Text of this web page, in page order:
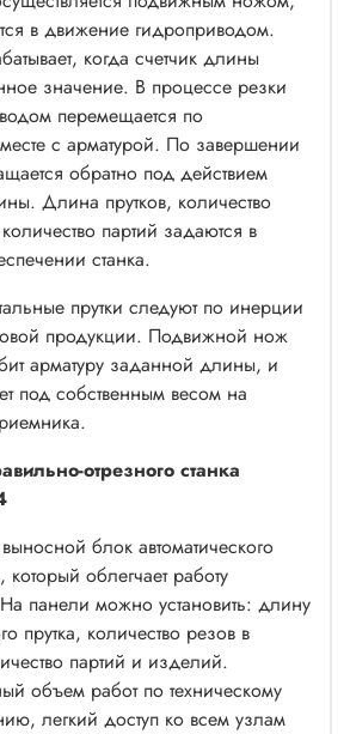
в движение гидроприводом.
когда счетчик длины
значение. В процессе резки
перемещается по
с арматурой. По завершении
обратно под действием
Длина прутков, количество
партий задаются в
станка.
прутки следуют по инерции
продукции. Подвижной нож
арматуру заданной длины, и
под собственным весом на
отрезного станка
блок автоматического
который облегчает работу
панели можно установить: длину
прутка, количество резов в
партий и изделий.
объем работ по техническому
легкий доступ ко всем узлам